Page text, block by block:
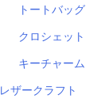
トートバッグ
クロシェット
キーチャーム
レザークラフト